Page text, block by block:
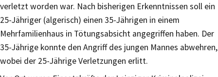
verletzt worden war. Nach bisherigen Erkenntnissen soll ein
25-Jähriger (algerisch) einen 35-Jährigen in einem
Mehrfamilienhaus in Tötungsabsicht angegriffen haben. Der
35-Jährige konnte den Angriff des jungen Mannes abwehren,
wobei der 25-Jährige Verletzungen erlitt.